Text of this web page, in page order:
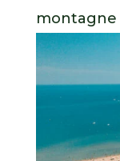
montagne